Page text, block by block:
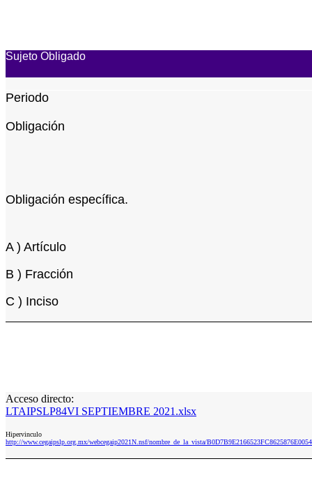
Sujeto Obligado
Periodo
Obligación
Obligación específica.
A ) Artículo
B ) Fracción
C ) Inciso
Acceso directo:
LTAIPSLP84VI SEPTIEMBRE 2021.xlsx
Hipervinculo
http://www.cegaipslp.org.mx/webcegaip2021N.nsf/nombre_de_la_vista/